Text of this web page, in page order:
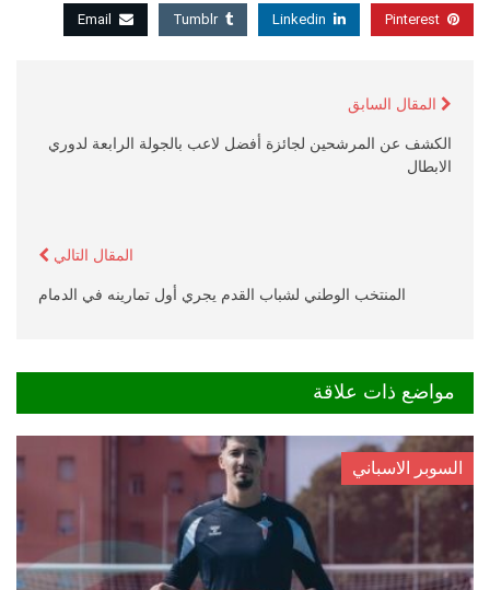
Pinterest
Linkedin
Tumblr
Email
المقال السابق
الكشف عن المرشحين لجائزة أفضل لاعب بالجولة الرابعة لدوري
الابطال
المقال التالي
المنتخب الوطني لشباب القدم يجري أول تمارينه في الدمام
مواضع ذات علاقة
السوبر الاسباني